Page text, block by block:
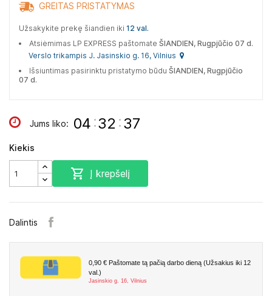
GREITAS PRISTATYMAS
Užsakykite prekę šiandien iki 12 val.
Atsiėmimas LP EXPRESS paštomate ŠIANDIEN, Rugpjūčio 07 d.
Verslo trikampis J. Jasinskio g. 16, Vilnius
Išsiuntimas pasirinktu pristatymo būdu ŠIANDIEN, Rugpjūčio
07 d.
Jums liko: 04 :32 :36
Kiekis
 Į krepšelį
Dalintis
0,90 € Paštomate tą pačią darbo dieną (Užsakius iki 12
val.)
Jasinskio g. 16, Vilnius